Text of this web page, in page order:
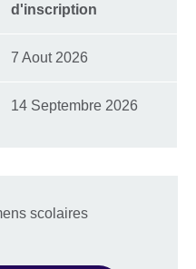
d'inscription
7 Aout 2026
14 Septembre 2026
scolaires